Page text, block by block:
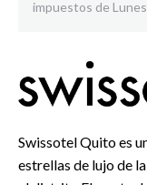
impuestos de
Swissotel Quito es
estrellas de lujo de